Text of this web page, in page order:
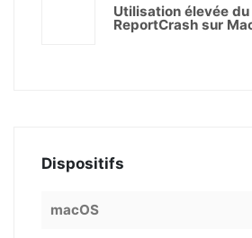
Utilisation élevée
ReportCrash sur
Dispositifs
macOS